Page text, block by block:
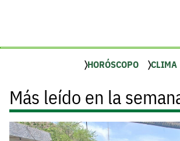
HORÓSCOPO CLIMA
Más leído en la